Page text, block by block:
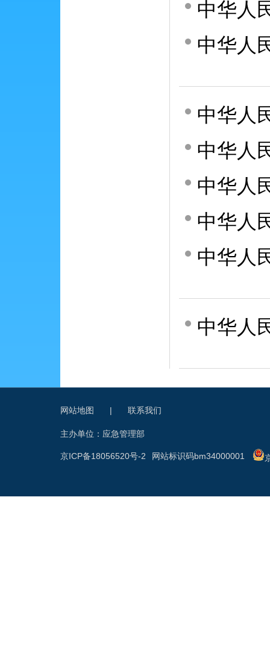
中华人
中华人
中华人
中华人
中华人
中华人
中华人
中华人
网站地图 | 联系我们
主办单位：应急管理部
网站标识码bm34000001
京ICP备18056520号-2